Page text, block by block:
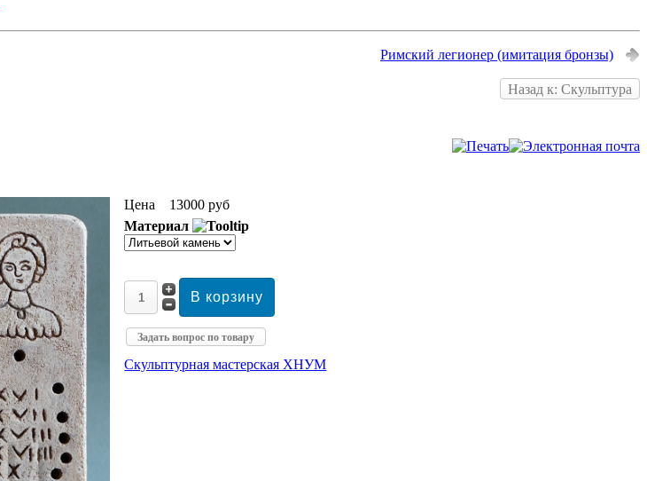
Римский легионер (имитация бронзы)
Назад к: Скульптура
Цена
13000 руб
Материал
Задать вопрос по товару
Скульптурная мастерская ХНУМ